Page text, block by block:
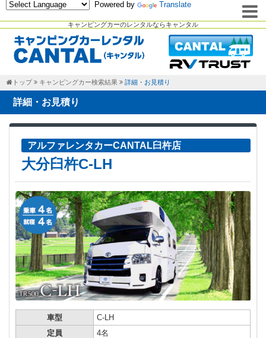
キャンピングカーのレンタルならキャンタル
Powered by Translate
トップ キャンピングカー検索結果 詳細・お見積り
詳細・お見積り
アルファレンタカーCANTAL臼杵店
大分臼杵C-LH
車型
C-LH
定員
4名